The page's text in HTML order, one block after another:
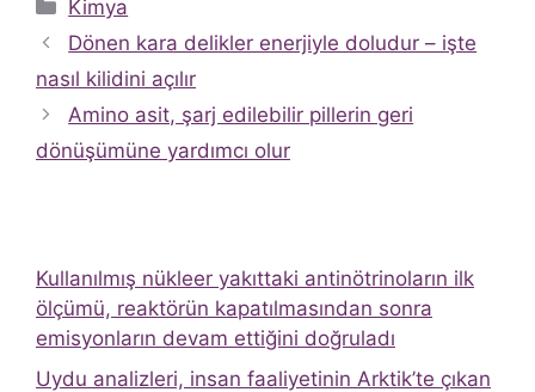
Kimya
Dönen kara delikler enerjiyle doludur – işte
nasıl kilidini açılır
Amino asit, şarj edilebilir pillerin geri
dönüşümüne yardımcı olur
Kullanılmış nükleer yakıttaki antinötrinoların ilk
ölçümü, reaktörün kapatılmasından sonra
emisyonların devam ettiğini doğruladı
Uydu analizleri, insan faaliyetinin Arktik’te çıkan